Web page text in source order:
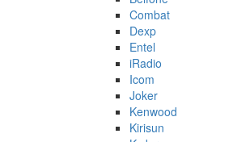
Combat
Dexp
Entel
iRadio
Icom
Joker
Kenwood
Kirisun